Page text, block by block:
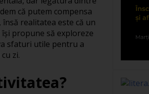
că putem compensa
realitatea este că un
propune să exploreze
sfaturi utile pentru a
zi.